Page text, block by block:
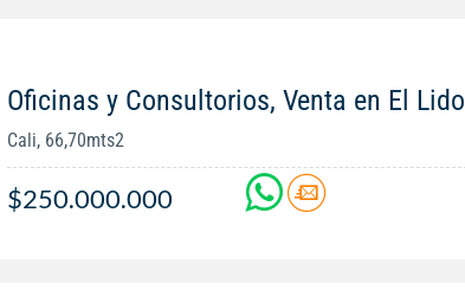
Oficinas y Consultorios, Venta en El Lido
Cali, 66,70mts2
$250.000.000